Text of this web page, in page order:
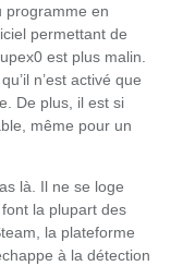
programme en
permettant de
est plus malin.
n’est activé que
De plus, il est si
même pour un
là. Il ne se loge
la plupart des
la plateforme
à la détection